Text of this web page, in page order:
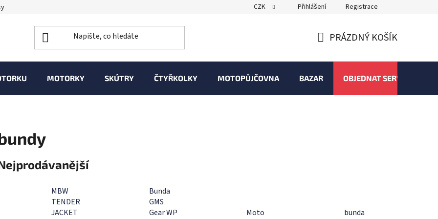
CZK Přihlášení Registrace
KOŠÍK
PRÁZDNÝ KOŠÍK
MOTORKY SKÚTRY ČTYŘKOLKY MOTOPŮJČOVNA BAZAR OBJEDNAT SERVIS
MBW
TENDER
JACKET
Bunda
GMS
Gear WP
Moto
bunda